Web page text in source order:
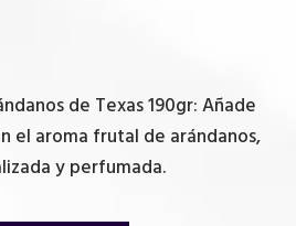
de Texas 190gr: Añade
el aroma frutal de arándanos,
y perfumada.